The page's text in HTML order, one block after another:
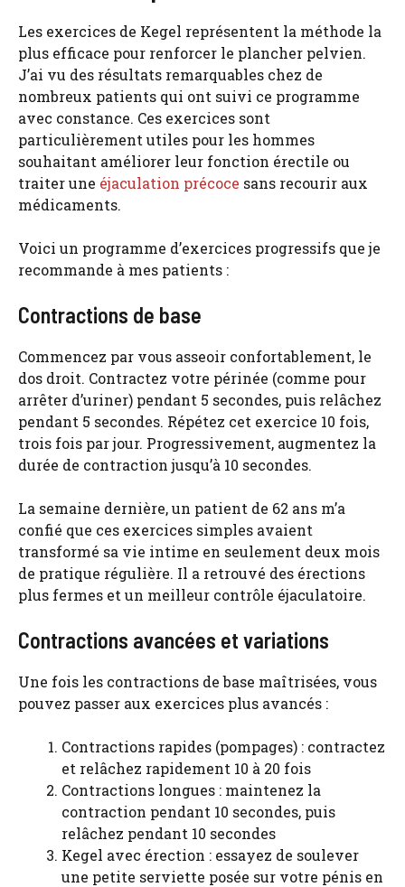
Les exercices de Kegel représentent la méthode la
plus efficace pour renforcer le plancher pelvien.
J’ai vu des résultats remarquables chez de
nombreux patients qui ont suivi ce programme
avec constance. Ces exercices sont
particulièrement utiles pour les hommes
souhaitant améliorer leur fonction érectile ou
traiter une éjaculation précoce sans recourir aux
médicaments.
Voici un programme d’exercices progressifs que je
recommande à mes patients :
Contractions de base
Commencez par vous asseoir confortablement, le
dos droit. Contractez votre périnée (comme pour
arrêter d’uriner) pendant 5 secondes, puis relâchez
pendant 5 secondes. Répétez cet exercice 10 fois,
trois fois par jour. Progressivement, augmentez la
durée de contraction jusqu’à 10 secondes.
La semaine dernière, un patient de 62 ans m’a
confié que ces exercices simples avaient
transformé sa vie intime en seulement deux mois
de pratique régulière. Il a retrouvé des érections
plus fermes et un meilleur contrôle éjaculatoire.
Contractions avancées et variations
Une fois les contractions de base maîtrisées, vous
pouvez passer aux exercices plus avancés :
Contractions rapides (pompages) : contractez
et relâchez rapidement 10 à 20 fois
Contractions longues : maintenez la
contraction pendant 10 secondes, puis
relâchez pendant 10 secondes
Kegel avec érection : essayez de soulever
une petite serviette posée sur votre pénis en